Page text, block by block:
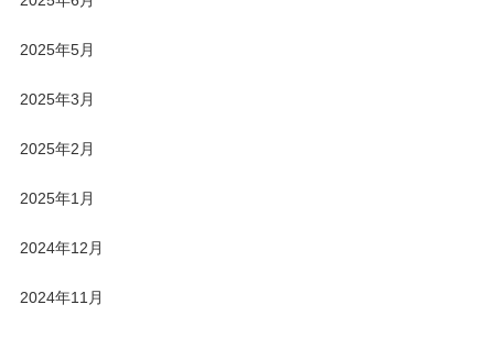
2025年5月
2025年3月
2025年2月
2025年1月
2024年12月
2024年11月